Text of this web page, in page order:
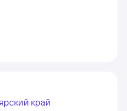
край